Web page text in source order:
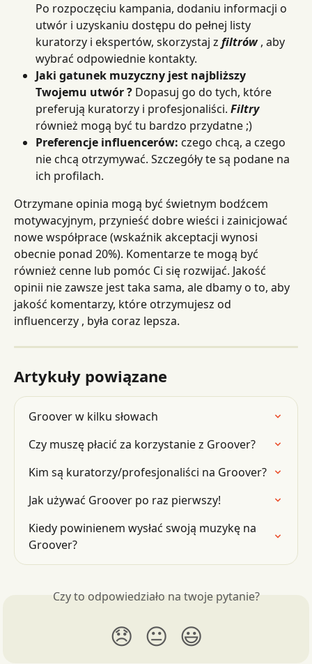
Po rozpoczęciu kampania, dodaniu informacji o
utwór i uzyskaniu dostępu do pełnej listy
kuratorzy i ekspertów, skorzystaj z filtrów , aby
wybrać odpowiednie kontakty.
Jaki gatunek muzyczny jest najbliższy
Twojemu utwór ? Dopasuj go do tych, które
preferują kuratorzy i profesjonaliści. Filtry
również mogą być tu bardzo przydatne ;)
Preferencje influencerów: czego chcą, a czego
nie chcą otrzymywać. Szczegóły te są podane na
ich profilach.
Otrzymane opinia mogą być świetnym bodźcem
motywacyjnym, przynieść dobre wieści i zainicjować
nowe współprace (wskaźnik akceptacji wynosi
obecnie ponad 20%). Komentarze te mogą być
również cenne lub pomóc Ci się rozwijać. Jakość
opinii nie zawsze jest taka sama, ale dbamy o to, aby
jakość komentarzy, które otrzymujesz od
influencerzy , była coraz lepsza.
Artykuły powiązane
Groover w kilku słowach
Czy muszę płacić za korzystanie z Groover?
Kim są kuratorzy/profesjonaliści na Groover?
Jak używać Groover po raz pierwszy!
Kiedy powinienem wysłać swoją muzykę na
Groover?
Czy to odpowiedziało na twoje pytanie?
😞 😐 😃